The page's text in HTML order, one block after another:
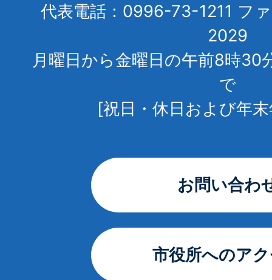
代表電話：0996-73-1211 フ
2029
月曜日から金曜日の午前8時30
で
[祝日・休日および年
お問い合わ
市役所へのア